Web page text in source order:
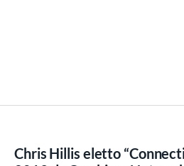
Chris Hillis eletto